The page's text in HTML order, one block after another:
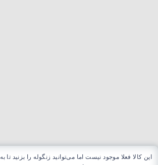
این کالا فعلا موجود نیست اما می‌توانید زنگوله را بزنید تا به